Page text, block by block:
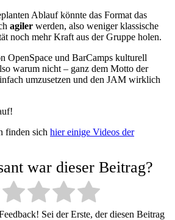
Ablauf könnte das Format das
agiler werden, also weniger klassische
noch mehr Kraft aus der Gruppe holen.
OpenSpace und BarCamps kulturell
warum nicht – ganz dem Motto der
umzusetzen und den JAM wirklich
finden sich hier einige Videos der
war dieser Beitrag?
Sei der Erste, der diesen Beitrag